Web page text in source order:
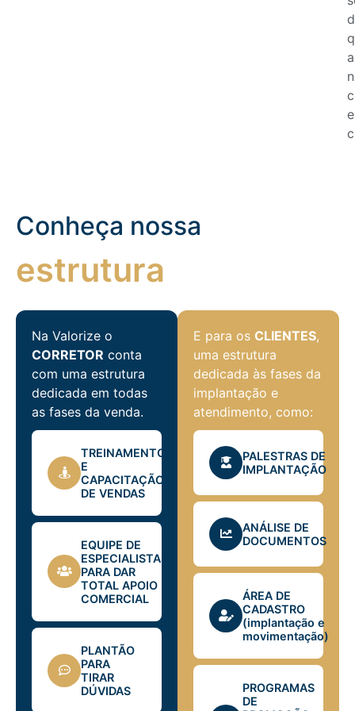
e
Conheça nossa
estrutura
Na Valorize o
CORRETOR conta
com uma estrutura
dedicada em todas
as fases da venda.
TREINAMENTO
E
CAPACITAÇÃO
DE VENDAS
EQUIPE DE
ESPECIALISTAS
PARA DAR
TOTAL APOIO
COMERCIAL
PLANTÃO
PARA
TIRAR
DÚVIDAS
E para os CLIENTES,
uma estrutura
dedicada às fases da
implantação e
atendimento, como:
PALESTRAS DE
IMPLANTAÇÃO
ANÁLISE DE
DOCUMENTOS
ÁREA DE
CADASTRO
(implantação e
movimentação)
PROGRAMAS
DE